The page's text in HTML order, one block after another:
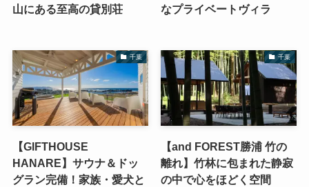
山にある至高の貸別荘
なプライベートヴィラ
千葉
【GIFTHOUSE
HANARE】サウナ＆ドッ
グラン完備！家族・愛犬と
千葉
【and FOREST勝浦 竹の
離れ】竹林に包まれた静寂
の中で心をほどく空間